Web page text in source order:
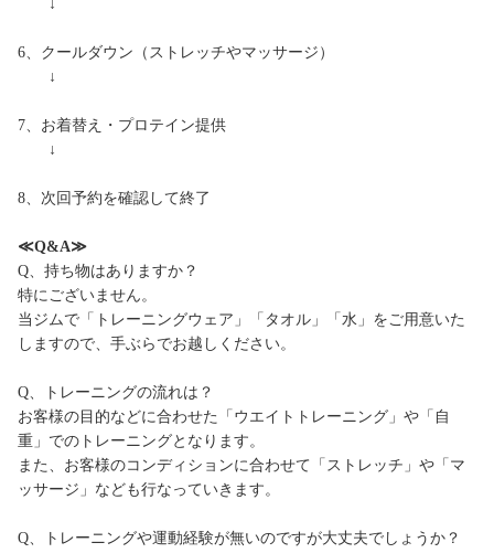
↓
6、クールダウン（ストレッチやマッサージ）
↓
7、お着替え・プロテイン提供
↓
8、次回予約を確認して終了
≪Q&A≫
Q、持ち物はありますか？
特にございません。
当ジムで「トレーニングウェア」「タオル」「水」をご用意いた
しますので、手ぶらでお越しください。
Q、トレーニングの流れは？
お客様の目的などに合わせた「ウエイトトレーニング」や「自
重」でのトレーニングとなります。
また、お客様のコンディションに合わせて「ストレッチ」や「マ
ッサージ」なども行なっていきます。
Q、トレーニングや運動経験が無いのですが大丈夫でしょうか？